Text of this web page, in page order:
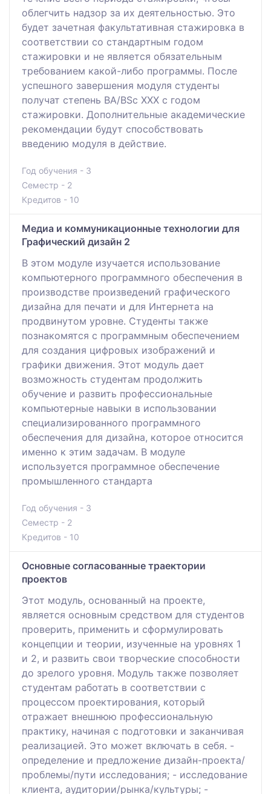
облегчить надзор за их деятельностью. Это
будет зачетная факультативная стажировка в
соответствии со стандартным годом
стажировки и не является обязательным
требованием какой-либо программы. После
успешного завершения модуля студенты
получат степень BA/BSc XXX с годом
стажировки. Дополнительные академические
рекомендации будут способствовать
введению модуля в действие.
Год обучения - 3
Семестр - 2
Кредитов - 10
Медиа и коммуникационные технологии для
Графический дизайн 2
В этом модуле изучается использование
компьютерного программного обеспечения в
производстве произведений графического
дизайна для печати и для Интернета на
продвинутом уровне. Студенты также
познакомятся с программным обеспечением
для создания цифровых изображений и
графики движения. Этот модуль дает
возможность студентам продолжить
обучение и развить профессиональные
компьютерные навыки в использовании
специализированного программного
обеспечения для дизайна, которое относится
именно к этим задачам. В модуле
используется программное обеспечение
промышленного стандарта
Год обучения - 3
Семестр - 2
Кредитов - 10
Основные согласованные траектории
проектов
Этот модуль, основанный на проекте,
является основным средством для студентов
проверить, применить и сформулировать
концепции и теории, изученные на уровнях 1
и 2, и развить свои творческие способности
до зрелого уровня. Модуль также позволяет
студентам работать в соответствии с
процессом проектирования, который
отражает внешнюю профессиональную
практику, начиная с подготовки и заканчивая
реализацией. Это может включать в себя. -
определение и предложение дизайн-проекта/
проблемы/пути исследования; - исследование
клиента, аудитории/рынка/культуры; -